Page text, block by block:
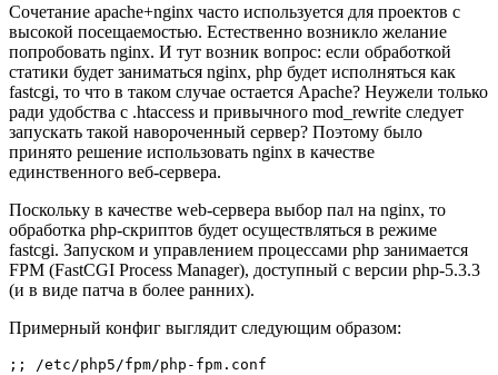
Сочетание apache+nginx часто используется для проектов с
высокой посещаемостью. Естественно возникло желание
попробовать nginx. И тут возник вопрос: если обработкой
статики будет заниматься nginx, php будет исполняться как
fastcgi, то что в таком случае остается Apache? Неужели только
ради удобства с .htaccess и привычного mod_rewrite следует
запускать такой навороченный сервер? Поэтому было
принято решение использовать nginx в качестве
единственного веб-сервера.
Поскольку в качестве web-сервера выбор пал на nginx, то
обработка php-скриптов будет осуществляться в режиме
fastcgi. Запуском и управлением процессами php занимается
FPM (FastCGI Process Manager), доступный с версии php-5.3.3
(и в виде патча в более ранних).
Примерный конфиг выглядит следующим образом:
;; /etc /php5 /fpm/php - fpm . conf